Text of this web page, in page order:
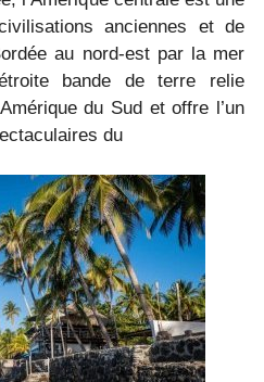
anciennes et de
au nord-est par la mer
bande de terre relie
du Sud et offre l’un
du